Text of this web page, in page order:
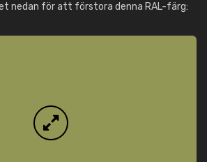
nedan för att förstora denna RAL-färg: